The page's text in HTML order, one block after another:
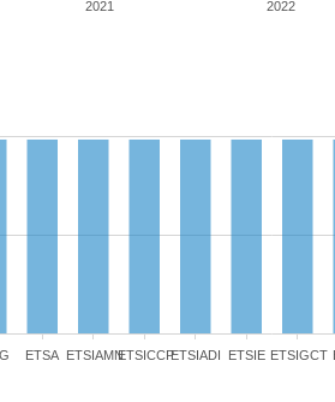
2021 2022
ETSA ETSIAMNETSICCPETSIADI ETSIE ETSIGCT